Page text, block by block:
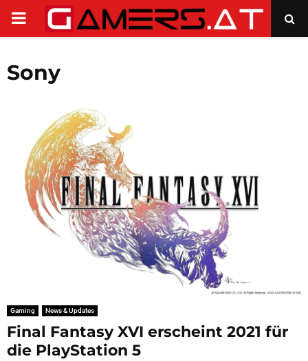
PRIMARY
Sony
Gaming News & Updates
Final Fantasy XVI erscheint 2021 für
die PlayStation 5